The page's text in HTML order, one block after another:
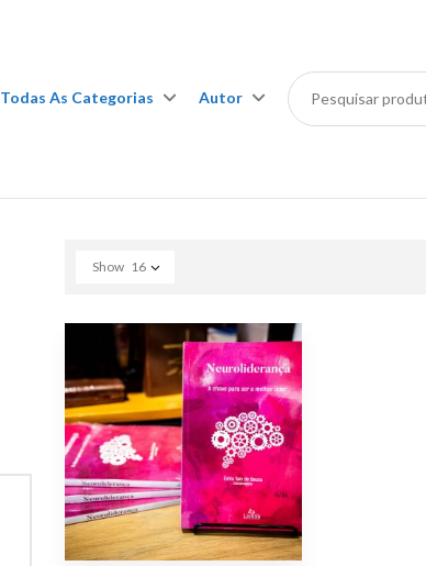
Todas As Categorias Autor
Show 16